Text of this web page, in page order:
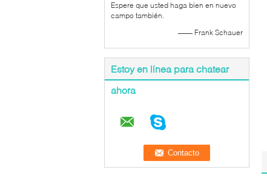
Espere que usted haga bien en nuevo
campo también.
—— Frank Schauer
Estoy en línea para chatear
ahora